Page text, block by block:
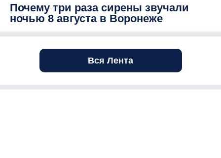
Почему три раза сирены звучали
ночью 8 августа в Воронеже
Вся Лента